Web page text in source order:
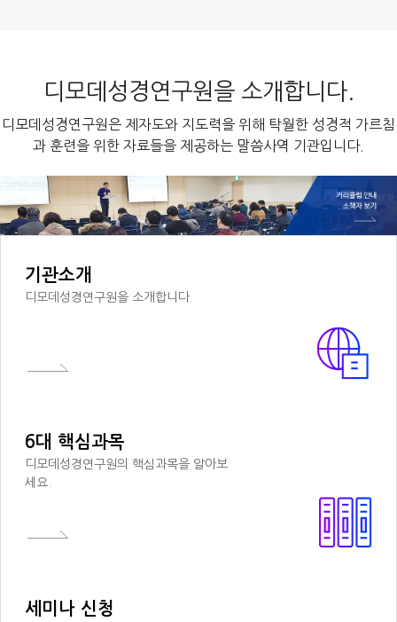
디모데성경연구원을 소개합니다.
디모데성경연구원은 제자도와 지도력을 위해 탁월한 성경적 가르침
과 훈련을 위한 자료들을 제공하는 말씀사역 기관입니다.
기관소개
디모데성경연구원을 소개합니다.
6대 핵심과목
디모데성경연구원의 핵심과목을 알아보
세요.
세미나 신청